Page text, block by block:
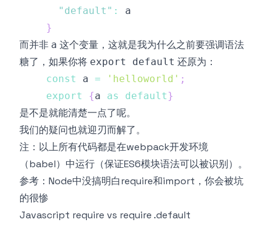
"default" :
}
而并非 a 这个变量，这就是我为什么之前要强调语法
糖了，如果你将 export default 还原为：
const a = 'helloworld' ;
export
{a as default}
是不是就能清楚一点了呢。
我们的疑问也就迎刃而解了。
注：以上所有代码都是在webpack开发环境
（babel）中运行（保证ES6模块语法可以被识别）。
参考： Node中没搞明白require和import，你会被坑
的很惨
Javascript require vs require .default